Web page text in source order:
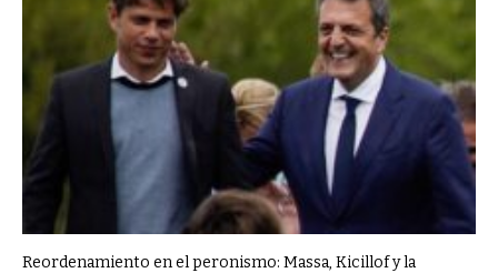
Reordenamiento en el peronismo: Massa, Kicillof y la